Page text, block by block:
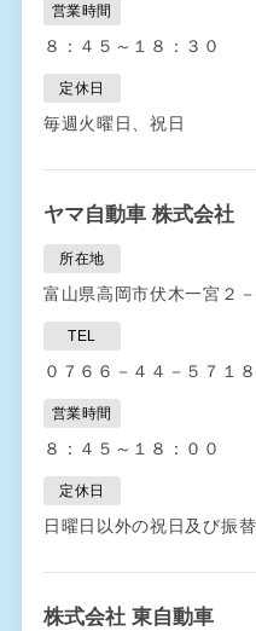
営業時間
８：４５～１８：３０
定休日
毎週火曜日、祝日
ヤマ自動車 株式会社
所在地
富山県高岡市伏木一宮２
TEL
０７６６－４４－５７１８
営業時間
８：４５～１８：００
定休日
日曜日以外の祝日及び振
株式会社 東自動車